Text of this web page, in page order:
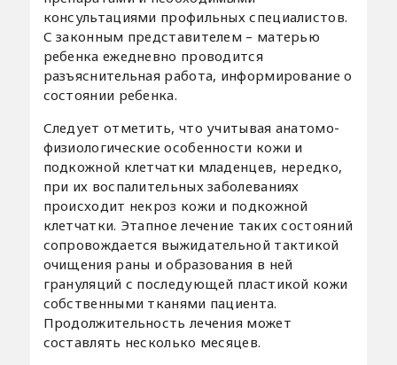
консультациями профильных специалистов.
С законным представителем – матерью
ребенка ежедневно проводится
разъяснительная работа, информирование о
состоянии ребенка.
Следует отметить, что учитывая анатомо-
физиологические особенности кожи и
подкожной клетчатки младенцев, нередко,
при их воспалительных заболеваниях
происходит некроз кожи и подкожной
клетчатки. Этапное лечение таких состояний
сопровождается выжидательной тактикой
очищения раны и образования в ней
грануляций с последующей пластикой кожи
собственными тканями пациента.
Продолжительность лечения может
составлять несколько месяцев.